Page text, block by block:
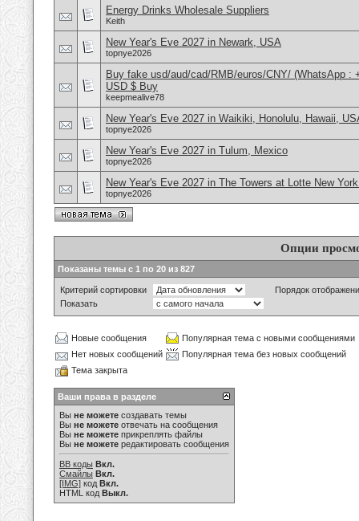
Energy Drinks Wholesale Suppliers
Keith
New Year's Eve 2027 in Newark, USA
topnye2026
Buy fake usd/aud/cad/RMB/euros/CNY/ (WhatsApp :
USD $ Buy
keepmealive78
New Year's Eve 2027 in Waikiki, Honolulu, Hawaii,
topnye2026
New Year's Eve 2027 in Tulum, Mexico
topnye2026
New Year's Eve 2027 in The Towers at Lotte New
topnye2026
Опции
Показаны темы с 1 по 20 из 827
Критерий сортировки
Порядок
Показать
Новые сообщения
Популярная тема с новыми сообщениями
Нет новых сообщений
Популярная тема без новых сообщений
Тема закрыта
Ваши права в разделе
Вы не можете создавать темы
Вы не можете отвечать на сообщения
Вы не можете прикреплять файлы
Вы не можете редактировать сообщения
BB коды Вкл.
Смайлы Вкл.
[IMG] код Вкл.
HTML код Выкл.